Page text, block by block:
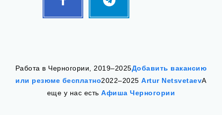
Follow
Работа в Черногории, 2019–2025Добавить вакансию
или резюме бесплатно2022–2025Artur NetsvetaevА
еще у нас естьАфиша Черногории